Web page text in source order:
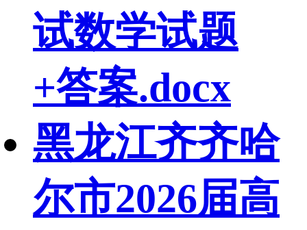
试数学试题
+答案.docx
黑龙江齐齐哈
尔市2026届高